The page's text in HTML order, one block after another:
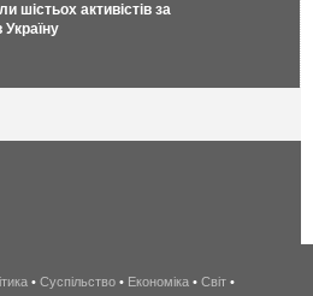
шістьох активістів за
Україну
беспроводной
• Суспільство • Економіка • Світ •